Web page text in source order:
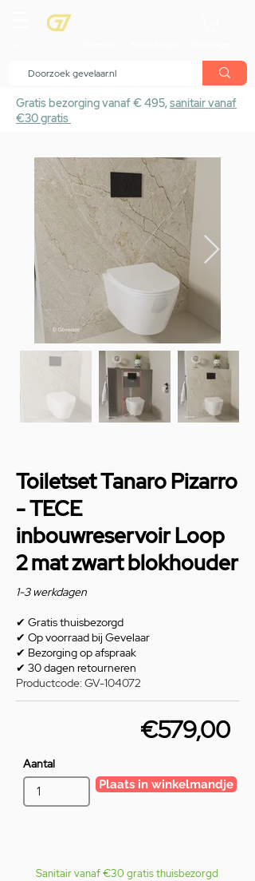
Gratis bezorging vanaf € 495,sanitair vanaf
€30 gratis
Toiletset Tanaro Pizarro
- TECE
inbouwreservoir Loop
2 mat zwart blokhouder
1-3 werkdagen
✔ Gratis thuisbezorgd
✔ Op voorraad bij Gevelaar
✔ Bezorging op afspraak
✔ 30 dagen retourneren
Productcode: GV-104072
€579,00
Aantal
Plaats in winkelmandje
Sanitair vanaf €30 gratis thuisbezorgd